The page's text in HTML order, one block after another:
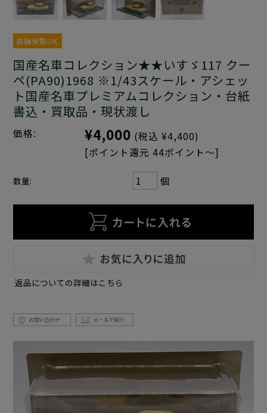
店舗受取OK
国産名車コレクション★★いすゞ117 クー
ペ(PA90)1968 ※1/43スケール・アシェッ
ト国産名車プレミアムコレクション・台紙
書込・買取品・現状渡し
価格: ¥4,000 (税込 ¥4,400)
[ポイント還元 44ポイント～]
数量: 個
返品についての詳細はこちら